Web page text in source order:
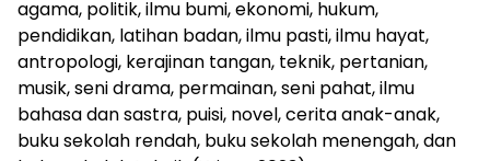
agama, politik, ilmu bumi, ekonomi, hukum,
pendidikan, latihan badan, ilmu pasti, ilmu hayat,
antropologi, kerajinan tangan, teknik, pertanian,
musik, seni drama, permainan, seni pahat, ilmu
bahasa dan sastra, puisi, novel, cerita anak-anak,
buku sekolah rendah, buku sekolah menengah, dan